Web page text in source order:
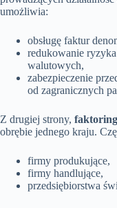
umożliwia:
obsługę faktur
redukowanie
walutowych,
zabezpieczenie
od zagranicznych
Z drugiej strony,
obrębie jednego kraju.
firmy produkujące,
firmy handlujące,
przedsiębiorstwa